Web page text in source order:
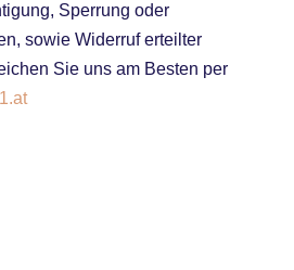
Sperrung oder
sowie Widerruf erteilter
Sie uns am Besten per